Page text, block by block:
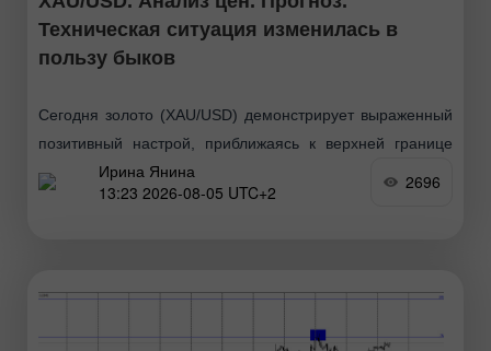
Техническая ситуация изменилась в
пользу быков
Сегодня золото (XAU/USD) демонстрирует выраженный
позитивный настрой, приближаясь к верхней границе
месячного диапазона. С технической точки зрения
внутридневной пробой 200-периодной
Ирина Янина
13:23 2026-08-05 UTC+2
2696